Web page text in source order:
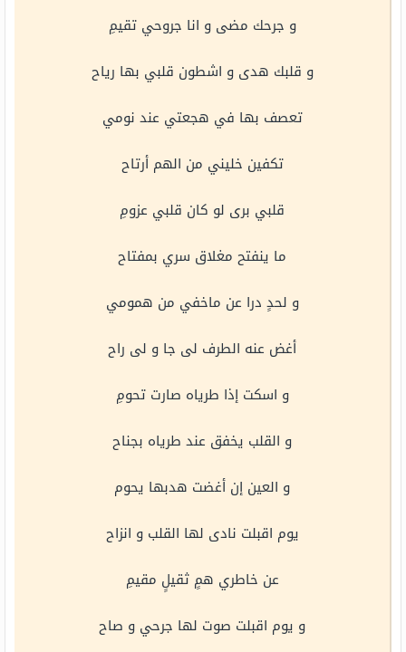
و جرحك مضى و انا جروحي تقيمِ
و قلبك هدى و اشطون قلبي بها رياح
تعصف بها في هجعتي عند نومي
تكفين خليني من الهم أرتاح
قلبي برى لو كان قلبي عزومِ
ما ينفتح مغلاق سري بمفتاح
و لحدٍ درا عن ماخفي من همومي
أغض عنه الطرف لى جا و لى راح
و اسكت إذا طرياه صارت تحومِ
و القلب يخفق عند طرياه بجناح
و العين إن أغضت هدبها يحوم
يوم اقبلت نادى لها القلب و انزاح
عن خاطري همٍ ثقيلٍ مقيمِ
و يوم اقبلت صوت لها جرحي و صاح